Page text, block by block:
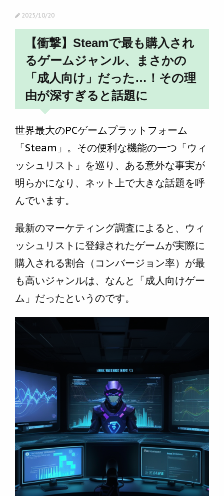
2025/10/20
【衝撃】Steamで最も購入され
るゲームジャンル、まさかの
「成人向け」だった…！その理
由が深すぎると話題に
世界最大のPCゲームプラットフォーム
「Steam」。その便利な機能の一つ「ウィ
ッシュリスト」を巡り、ある意外な事実が
明らかになり、ネット上で大きな話題を呼
んでいます。
最新のマーケティング調査によると、ウィ
ッシュリストに登録されたゲームが実際に
購入される割合（コンバージョン率）が最
も高いジャンルは、なんと「成人向けゲー
ム」だったというのです。